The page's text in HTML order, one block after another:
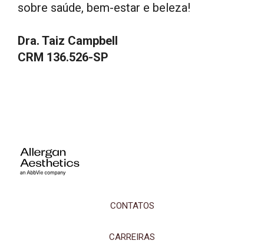
sobre saúde, bem-estar e beleza!
Dra. Taiz Campbell
CRM 136.526-SP
CONTATOS
CARREIRAS